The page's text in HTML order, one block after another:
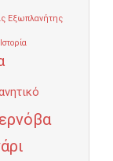
Εξωπλανήτης
Ιστορία